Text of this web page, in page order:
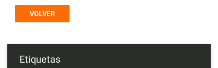
VOLVER
Etiquetas